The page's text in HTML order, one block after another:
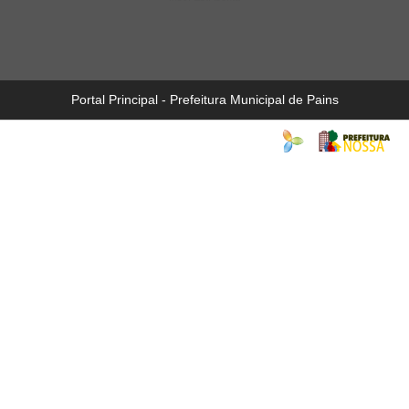
Portal Principal - Prefeitura Municipal de Pains